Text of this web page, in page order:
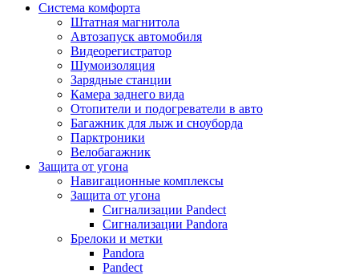
Система комфорта
Штатная магнитола
Автозапуск автомобиля
Видеорегистратор
Шумоизоляция
Зарядные станции
Камера заднего вида
Отопители и подогреватели в авто
Багажник для лыж и сноуборда
Парктроники
Велобагажник
Защита от угона
Навигационные комплексы
Защита от угона
Сигнализации Pandect
Сигнализации Pandora
Брелоки и метки
Pandora
Pandect